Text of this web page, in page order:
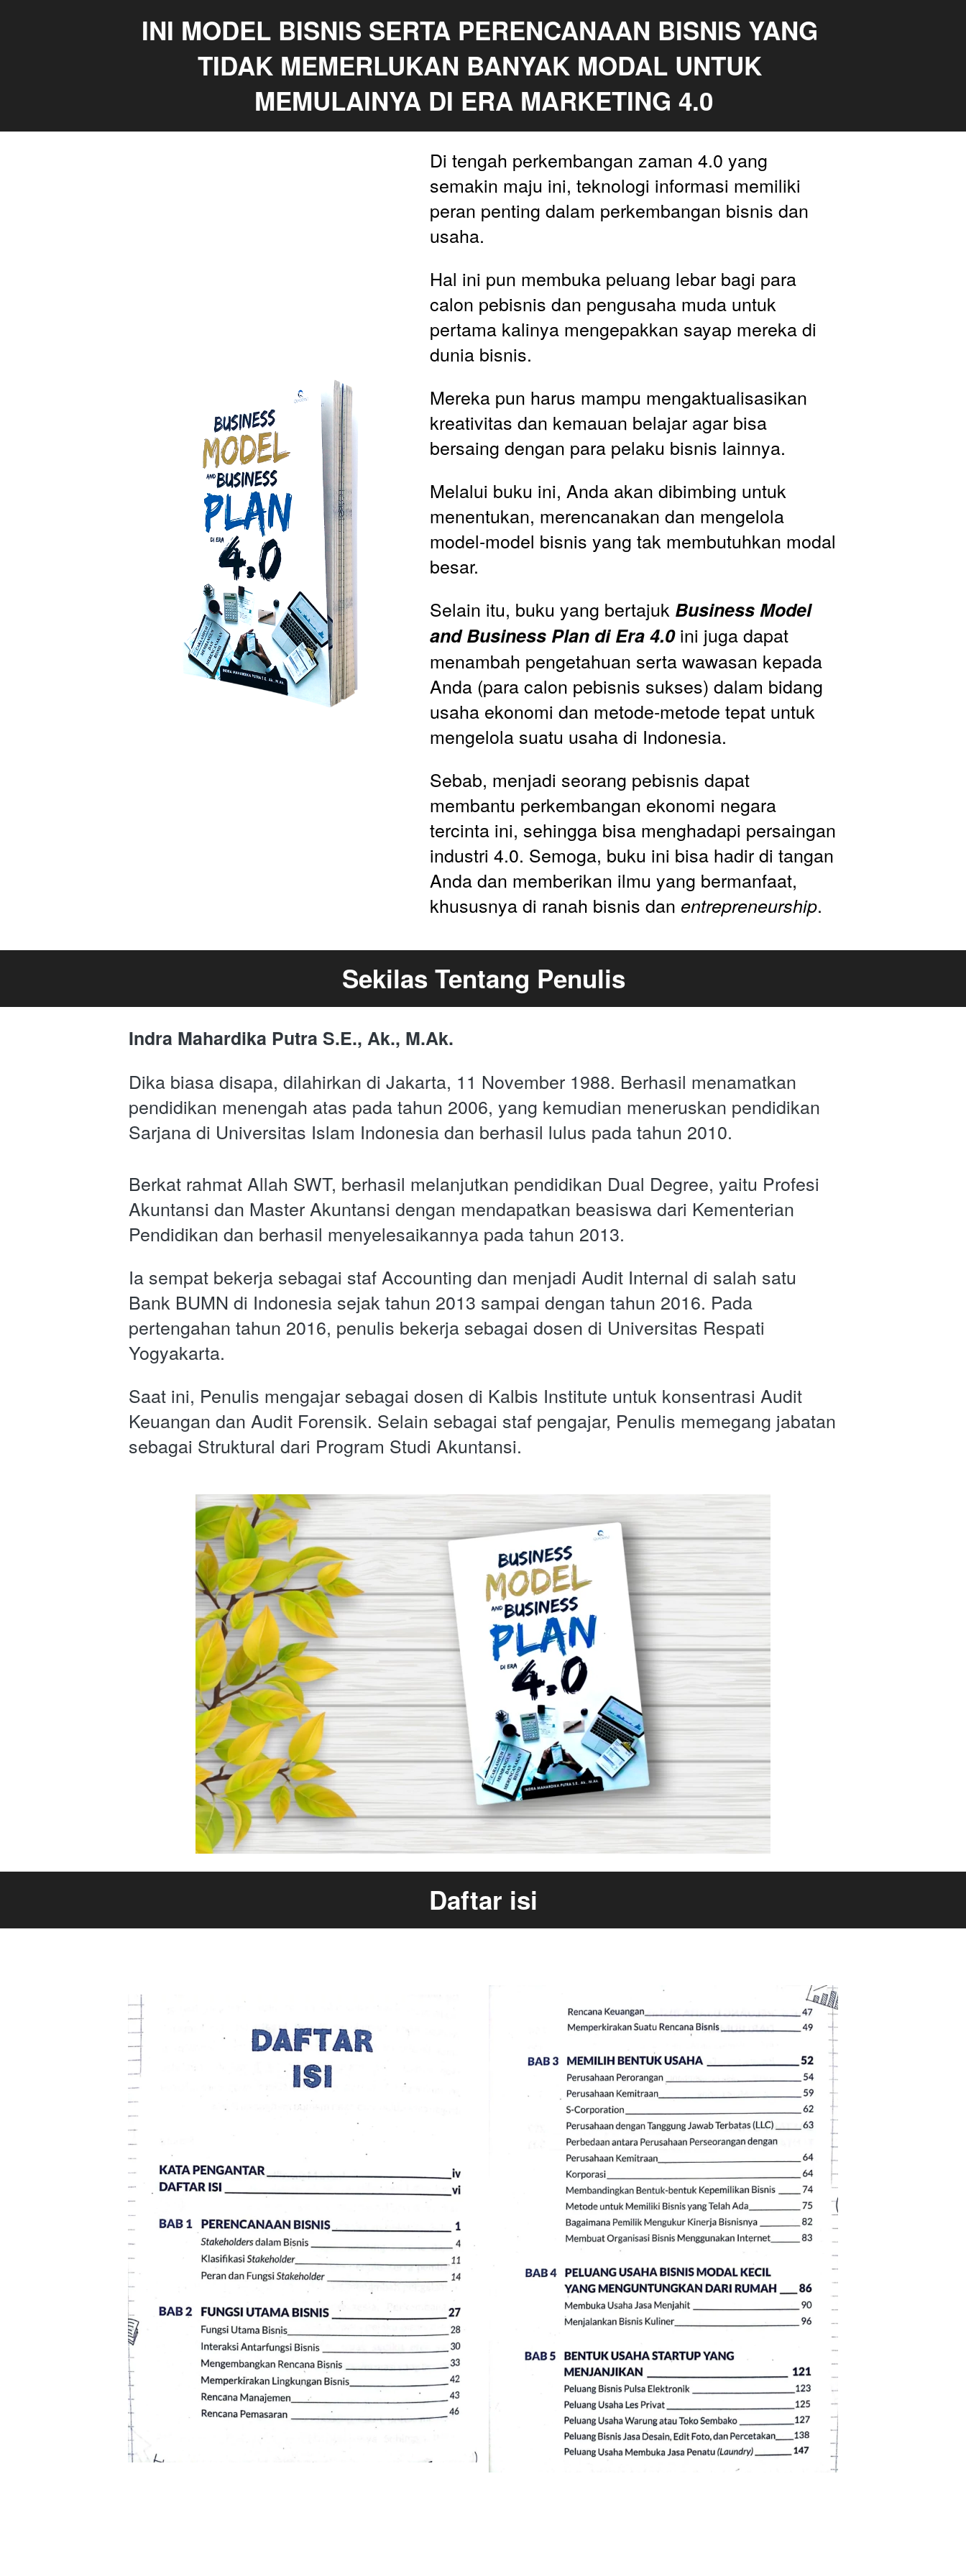
INI MODEL BISNIS SERTA PERENCANAAN BISNIS YANG
TIDAK MEMERLUKAN BANYAK MODAL UNTUK
MEMULAINYA DI ERA MARKETING 4.0
Di tengah perkembangan zaman 4.0 yang
semakin maju ini, teknologi informasi memiliki
peran penting dalam perkembangan bisnis dan
usaha.
Hal ini pun membuka peluang lebar bagi para
calon pebisnis dan pengusaha muda untuk
pertama kalinya mengepakkan sayap mereka di
dunia bisnis.
Mereka pun harus mampu mengaktualisasikan
kreativitas dan kemauan belajar agar bisa
bersaing dengan para pelaku bisnis lainnya.
Melalui buku ini, Anda akan dibimbing untuk
menentukan, merencanakan dan mengelola
model-model bisnis yang tak membutuhkan modal
besar.
Selain itu, buku yang bertajuk Business Model
and Business Plan di Era 4.0 ini juga dapat
menambah pengetahuan serta wawasan kepada
Anda (para calon pebisnis sukses) dalam bidang
usaha ekonomi dan metode-metode tepat untuk
mengelola suatu usaha di Indonesia.
Sebab, menjadi seorang pebisnis dapat
membantu perkembangan ekonomi negara
tercinta ini, sehingga bisa menghadapi persaingan
industri 4.0. Semoga, buku ini bisa hadir di tangan
Anda dan memberikan ilmu yang bermanfaat,
khususnya di ranah bisnis dan entrepreneurship.
Sekilas Tentang Penulis
Indra Mahardika Putra S.E., Ak., M.Ak.
Dika biasa disapa, dilahirkan di Jakarta, 11 November 1988. Berhasil menamatkan
pendidikan menengah atas pada tahun 2006, yang kemudian meneruskan pendidikan
Sarjana di Universitas Islam Indonesia dan berhasil lulus pada tahun 2010.
Berkat rahmat Allah SWT, berhasil melanjutkan pendidikan Dual Degree, yaitu Profesi
Akuntansi dan Master Akuntansi dengan mendapatkan beasiswa dari Kementerian
Pendidikan dan berhasil menyelesaikannya pada tahun 2013.
Ia sempat bekerja sebagai staf Accounting dan menjadi Audit Internal di salah satu
Bank BUMN di Indonesia sejak tahun 2013 sampai dengan tahun 2016. Pada
pertengahan tahun 2016, penulis bekerja sebagai dosen di Universitas Respati
Yogyakarta.
Saat ini, Penulis mengajar sebagai dosen di Kalbis Institute untuk konsentrasi Audit
Keuangan dan Audit Forensik. Selain sebagai staf pengajar, Penulis memegang jabatan
sebagai Struktural dari Program Studi Akuntansi.
Daftar isi